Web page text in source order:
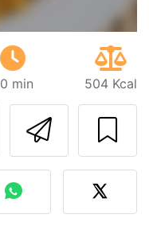
min 504 Kcal
Imprimer
une
de